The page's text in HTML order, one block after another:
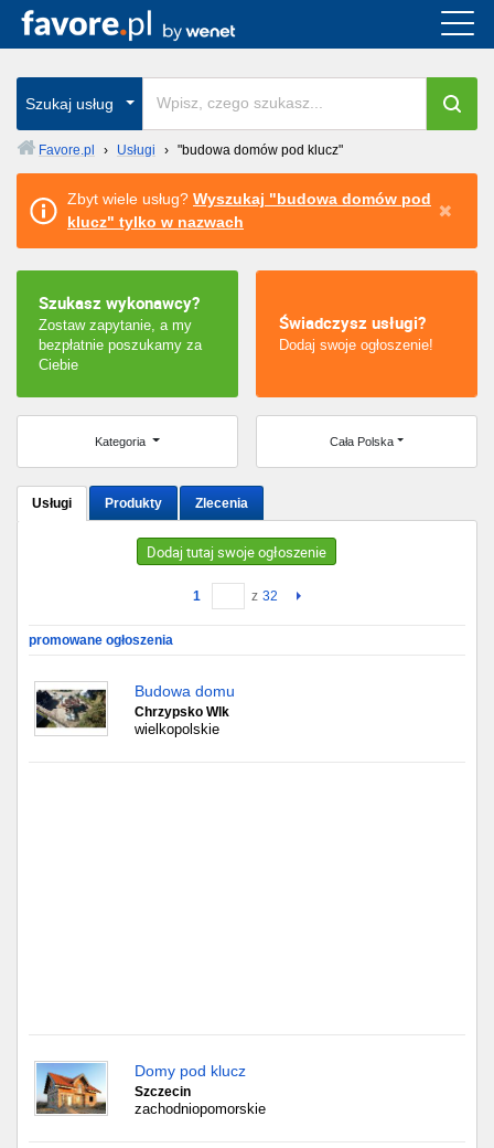
Szukaj usług
Favore.pl › Usługi › "budowa domów pod klucz"
Zbyt wiele usług? Wyszukaj "budowa domów pod
klucz" tylko w nazwach
Szukasz wykonawcy?
Zostaw zapytanie, a my
bezpłatnie poszukamy za
Ciebie
Świadczysz usługi?
Dodaj swoje ogłoszenie!
Kategoria Cała Polska
Usługi Produkty Zlecenia
Dodaj tutaj swoje ogłoszenie
1 z 32
promowane ogłoszenia
Budowa domu
Chrzypsko Wlk
wielkopolskie
Domy pod klucz
Szczecin
zachodniopomorskie
Cała Polska
wszystkie w całym kraju
Warszawa
Wrocław
Poznań
Szczecin
Lublin
Bydgoszcz
Rzeszów
Olsztyn